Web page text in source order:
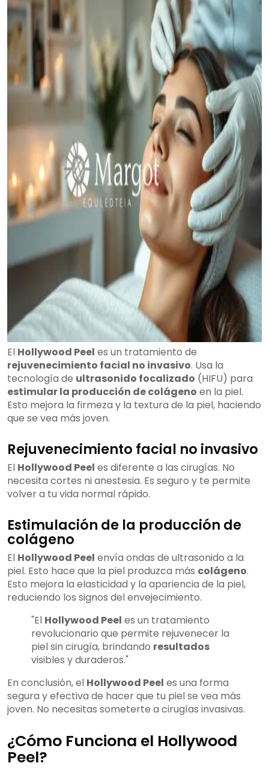
El Hollywood Peel es un tratamiento de
rejuvenecimiento facial no invasivo. Usa la
tecnología de ultrasonido focalizado (HIFU) para
estimular la producción de colágeno en la piel.
Esto mejora la firmeza y la textura de la piel, haciendo
que se vea más joven.
Rejuvenecimiento facial no invasivo
El Hollywood Peel es diferente a las cirugías. No
necesita cortes ni anestesia. Es seguro y te permite
volver a tu vida normal rápido.
Estimulación de la producción de
colágeno
El Hollywood Peel envía ondas de ultrasonido a la
piel. Esto hace que la piel produzca más colágeno.
Esto mejora la elasticidad y la apariencia de la piel,
reduciendo los signos del envejecimiento.
"El Hollywood Peel es un tratamiento
revolucionario que permite rejuvenecer la
piel sin cirugía, brindando resultados
visibles y duraderos."
En conclusión, el Hollywood Peel es una forma
segura y efectiva de hacer que tu piel se vea más
joven. No necesitas someterte a cirugías invasivas.
¿Cómo Funciona el Hollywood
Peel?